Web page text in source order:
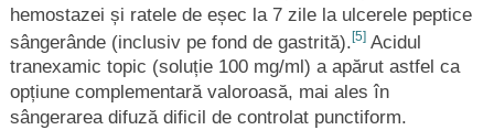
hemostazei și ratele de eșec la 7 zile la ulcerele peptice
sângerânde (inclusiv pe fond de gastrită).
[5]Acidul
tranexamic topic (soluție 100 mg/ml) a apărut astfel ca
opțiune complementară valoroasă, mai ales în
sângerarea difuză dificil de controlat punctiform.